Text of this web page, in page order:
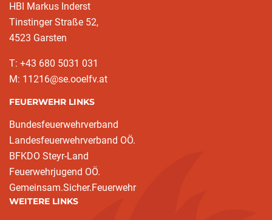
HBI Markus Inderst
Tinstinger Straße 52,
4523 Garsten
T: +43 680 5031 031
M: 11216@se.ooelfv.at
FEUERWEHR LINKS
Bundesfeuerwehrverband
Landesfeuerwehrverband OÖ.
BFKDO Steyr-Land
Feuerwehrjugend OÖ.
Gemeinsam.Sicher.Feuerwehr
WEITERE LINKS